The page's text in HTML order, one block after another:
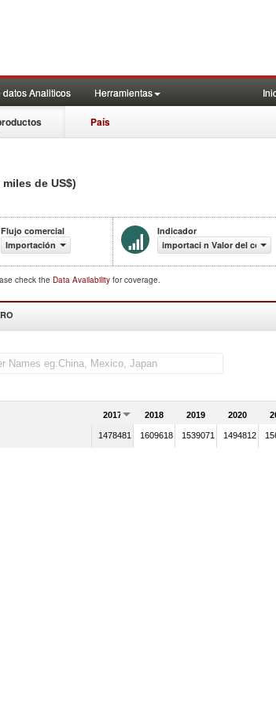
datos Analiticos Herramientas
País
de US$)
Flujo comercial
Importación
Indicador
importaci n Valor del
check the Data Availability for coverage.
2017 2018 2019 2020
1478481 1609618 1539071 1494812